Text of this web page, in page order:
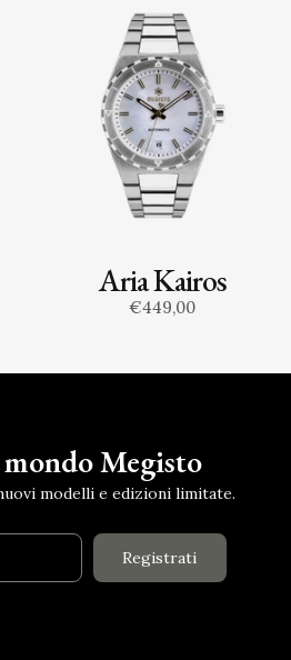
Aria Kairos
€449,00
Megisto
modelli e edizioni limitate.
Registrati